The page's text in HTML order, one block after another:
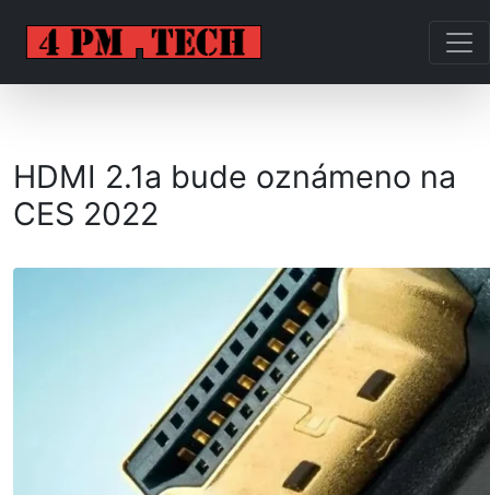
HDMI 2.1a bude oznámeno na
CES 2022